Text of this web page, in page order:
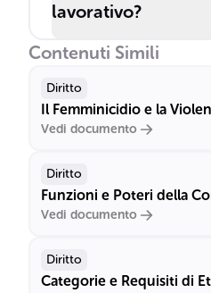
lavorativo?
Contenuti Simili
Diritto
Il Femminicidio e la
Vedi documento
Diritto
Funzioni e Poteri della
Vedi documento
Diritto
Categorie e Requisiti di